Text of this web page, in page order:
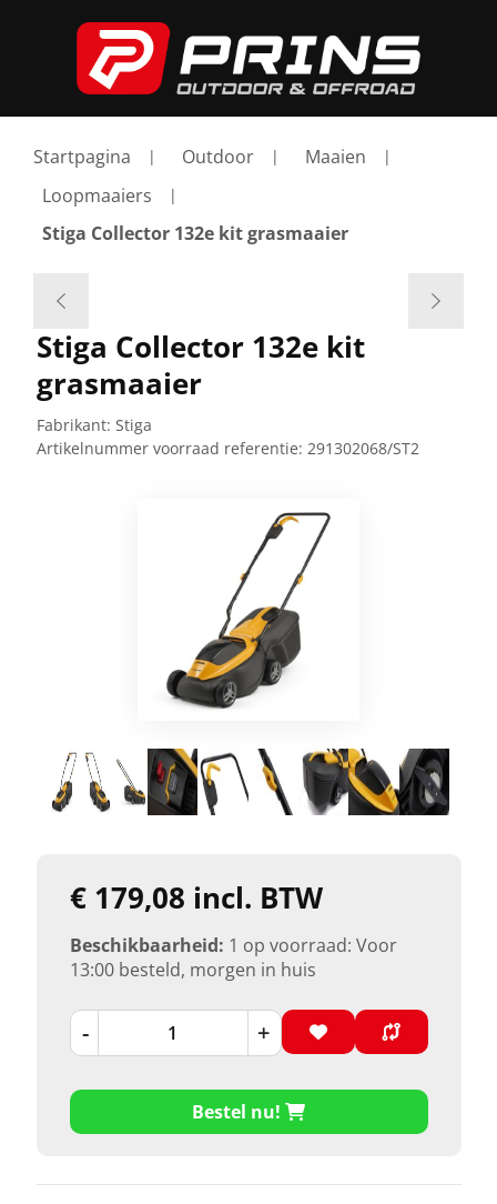
Startpagina Outdoor
Maaien
Loopmaaiers
Stiga Collector 132e kit grasmaaier
Stiga Collector 132e kit
grasmaaier
Fabrikant: Stiga
Artikelnummer voorraad referentie: 291302068/ST2
€ 179,08 incl. BTW
Beschikbaarheid: 1 op voorraad: Voor
13:00 besteld, morgen in huis
- +
Bestel nu!